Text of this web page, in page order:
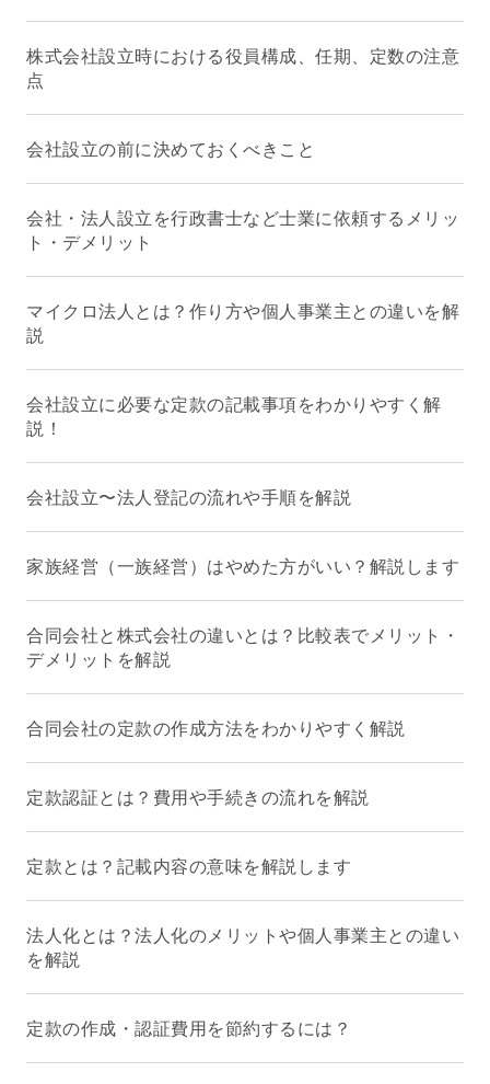
株式会社設立時における役員構成、任期、定数の注意
点
会社設立の前に決めておくべきこと
会社・法人設立を行政書士など士業に依頼するメリッ
ト・デメリット
マイクロ法人とは？作り方や個人事業主との違いを解
説
会社設立に必要な定款の記載事項をわかりやすく解
説！
会社設立〜法人登記の流れや手順を解説
家族経営（一族経営）はやめた方がいい？解説します
合同会社と株式会社の違いとは？比較表でメリット・
デメリットを解説
合同会社の定款の作成方法をわかりやすく解説
定款認証とは？費用や手続きの流れを解説
定款とは？記載内容の意味を解説します
法人化とは？法人化のメリットや個人事業主との違い
を解説
定款の作成・認証費用を節約するには？